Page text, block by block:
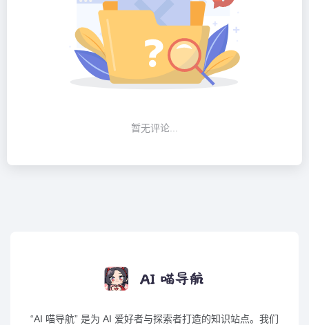
暂无评论...
“AI 喵导航” 是为 AI 爱好者与探索者打造的知识站点。我们